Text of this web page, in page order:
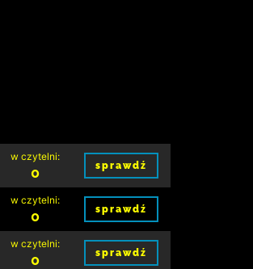
w czytelni:
0 sprawdź
w czytelni:
0 sprawdź
w czytelni:
0 sprawdź